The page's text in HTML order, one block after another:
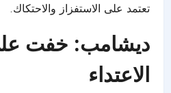
تعتمد على الاستفزاز والاحتكاك.
ديشامب: خفت
الاعتداء